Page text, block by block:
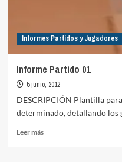
Informes Partidos y Jugadores
Informe Partido 01
5 junio, 2012
DESCRIPCIÓN Plantilla
determinado, detallando los
Leer másLeer